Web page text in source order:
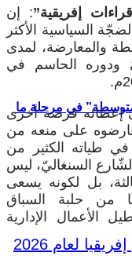
متوسطة” في مرحلة ما
إفريقية”: إن
السياسية الأكثر
والمعارضة، لمدى
ودوره الحاسم في
إعطائه فرصة أخرى
على منعه من
في طياته الكثير من
السنغاليّ، ليس
بل لكونه يسعى
من حلبة السباق
الأعمال الإدارية